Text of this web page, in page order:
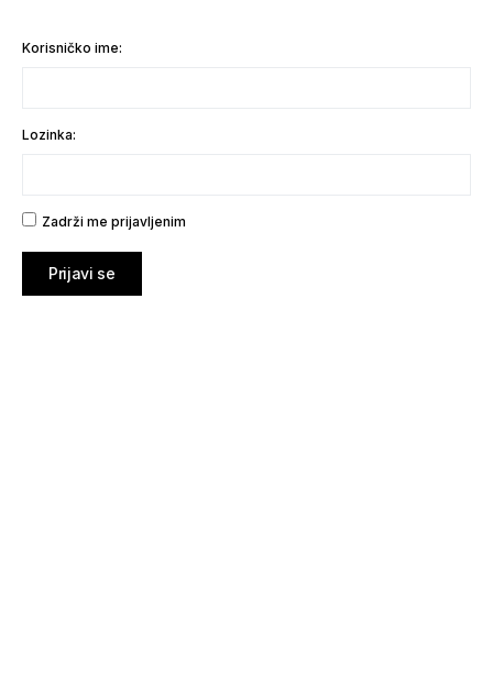
Korisničko ime:
Lozinka:
Zadrži me prijavljenim
Prijavi se